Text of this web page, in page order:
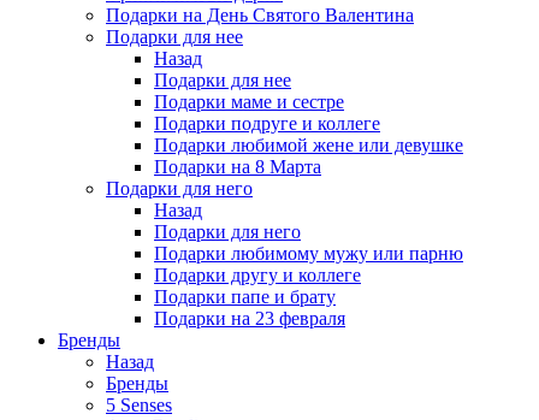
Подарки на День Святого Валентина
Подарки для нее
Назад
Подарки для нее
Подарки маме и сестре
Подарки подруге и коллеге
Подарки любимой жене или девушке
Подарки на 8 Марта
Подарки для него
Назад
Подарки для него
Подарки любимому мужу или парню
Подарки другу и коллеге
Подарки папе и брату
Подарки на 23 февраля
Бренды
Назад
Бренды
5 Senses